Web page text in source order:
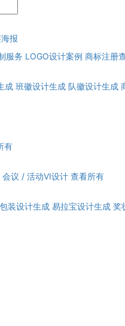
报
服务 LOGO设计案例 商标注册
成 班徽设计生成 队徽设计生成
有
会议 / 活动VI设计 查看所有
包装设计生成 易拉宝设计生成 奖